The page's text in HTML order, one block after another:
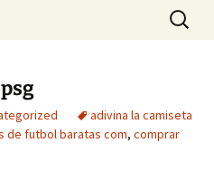
Buscar:
adivina la camiseta
de futbol baratas com, comprar